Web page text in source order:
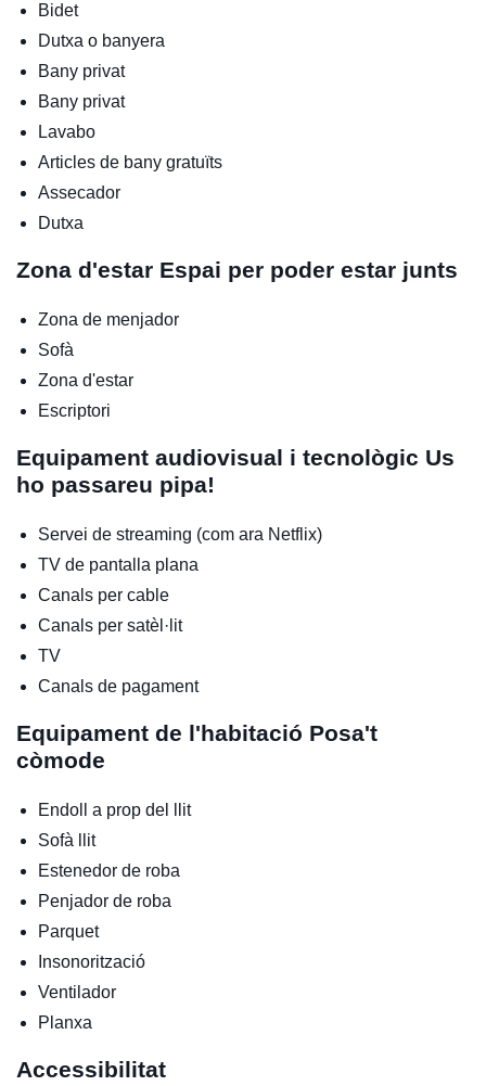
Bidet
Dutxa o banyera
Bany privat
Bany privat
Lavabo
Articles de bany gratuïts
Assecador
Dutxa
Zona d'estar Espai per poder estar junts
Zona de menjador
Sofà
Zona d'estar
Escriptori
Equipament audiovisual i tecnològic Us
ho passareu pipa!
Servei de streaming (com ara Netflix)
TV de pantalla plana
Canals per cable
Canals per satèl·lit
TV
Canals de pagament
Equipament de l'habitació Posa't
còmode
Endoll a prop del llit
Sofà llit
Estenedor de roba
Penjador de roba
Parquet
Insonorització
Ventilador
Planxa
Accessibilitat